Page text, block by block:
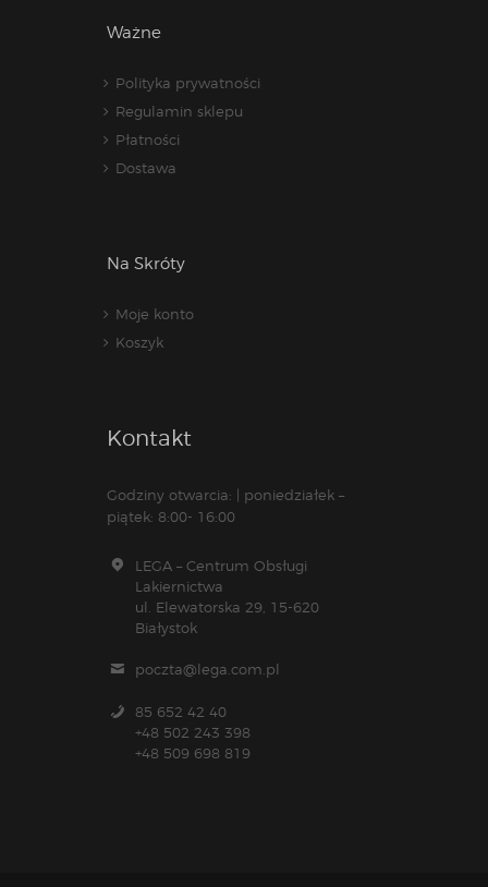
Ważne
Polityka prywatności
Regulamin sklepu
Płatności
Dostawa
Na Skróty
Moje konto
Koszyk
Kontakt
Godziny otwarcia: | poniedziałek –
piątek: 8:00- 16:00
LEGA – Centrum Obsługi
Lakiernictwa
ul. Elewatorska 29, 15-620
Białystok
poczta@lega.com.pl
85 652 42 40
+48 502 243 398
+48 509 698 819